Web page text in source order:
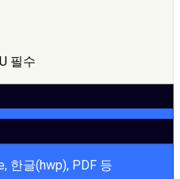
필수
한글(hwp), PDF 등